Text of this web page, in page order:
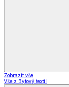
Zobrazit vše
Vše z Bytový textil